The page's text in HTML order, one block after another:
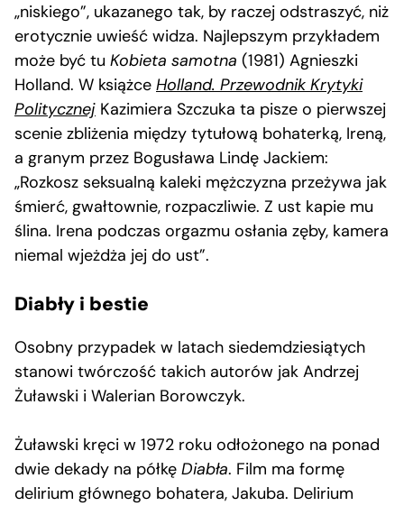
„niskiego”, ukazanego tak, by raczej odstraszyć, niż
erotycznie uwieść widza. Najlepszym przykładem
może być tu Kobieta samotna (1981) Agnieszki
Holland. W książce Holland. Przewodnik Krytyki
Politycznej Kazimiera Szczuka ta pisze o pierwszej
scenie zbliżenia między tytułową bohaterką, Ireną,
a granym przez Bogusława Lindę Jackiem:
„Rozkosz seksualną kaleki mężczyzna przeżywa jak
śmierć, gwałtownie, rozpaczliwie. Z ust kapie mu
ślina. Irena podczas orgazmu osłania zęby, kamera
niemal wjeżdża jej do ust”.
Diabły i bestie
Osobny przypadek w latach siedemdziesiątych
stanowi twórczość takich autorów jak Andrzej
Żuławski i Walerian Borowczyk.
Żuławski kręci w 1972 roku odłożonego na ponad
dwie dekady na półkę Diabła. Film ma formę
delirium głównego bohatera, Jakuba. Delirium